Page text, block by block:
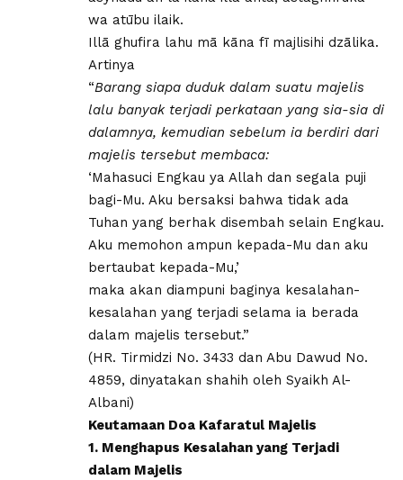
wa atūbu ilaik.
Illā ghufira lahu mā kāna fī majlisihi dzālika.
Artinya
“Barang siapa duduk dalam suatu majelis
lalu banyak terjadi perkataan yang sia-sia di
dalamnya, kemudian sebelum ia berdiri dari
majelis tersebut membaca:
‘Mahasuci Engkau ya Allah dan segala puji
bagi-Mu. Aku bersaksi bahwa tidak ada
Tuhan yang berhak disembah selain Engkau.
Aku memohon ampun kepada-Mu dan aku
bertaubat kepada-Mu,’
maka akan diampuni baginya kesalahan-
kesalahan yang terjadi selama ia berada
dalam majelis tersebut.”
(HR. Tirmidzi No. 3433 dan Abu Dawud No.
4859, dinyatakan shahih oleh Syaikh Al-
Albani)
Keutamaan Doa Kafaratul Majelis
1. Menghapus Kesalahan yang Terjadi
dalam Majelis